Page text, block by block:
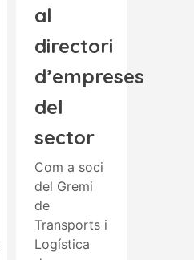
al
directori
d’empreses
del
sector
Com a soci
del Gremi
de
Transports i
Logística